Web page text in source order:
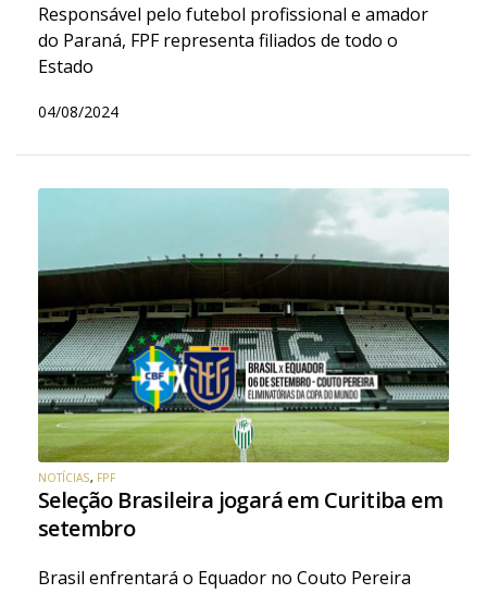
Responsável pelo futebol profissional e amador
do Paraná, FPF representa filiados de todo o
Estado
04/08/2024
NOTÍCIAS, FPF
Seleção Brasileira jogará em Curitiba em
setembro
Brasil enfrentará o Equador no Couto Pereira